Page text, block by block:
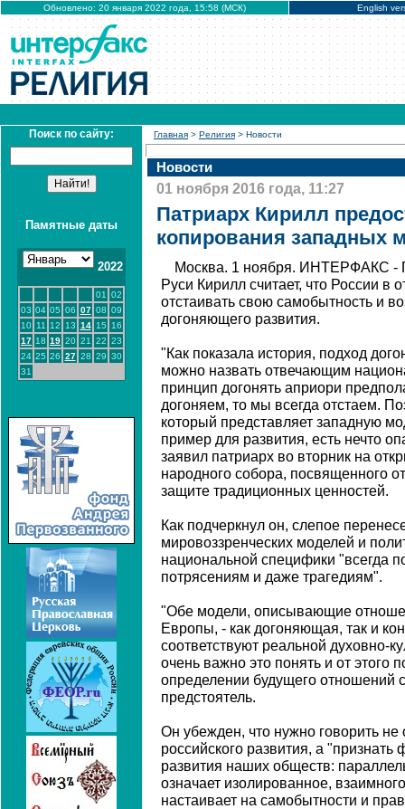
Обновлено: 20 января 2022 года, 15:58 (МСК) English
Поиск по сайту:
Памятные даты
2022
01
02
03 04 05 06 07 08 09
10
11 12 13 14 15
16
17 18 19 20 21 22 23
24 25 26 27 28 29 30
31
Главная > Религия > Новости
Новости
01 ноября 2016 года, 11:27
Патриарх Кирилл
копирования западных
Москва. 1 ноября. ИНТЕРФАКС -
Руси Кирилл считает, что России
отстаивать свою самобытность и
догоняющего развития.
"Как показала история, подход
можно назвать отвечающим
принцип догонять априори
догоняем, то мы всегда отстаем.
который представляет западную
пример для развития, есть нечто
заявил патриарх во вторник на
народного собора, посвященного
защите традиционных ценностей.
Как подчеркнул он, слепое
мировоззренческих моделей и
национальной специфики "всегда
потрясениям и даже трагедиям".
"Обе модели, описывающие
Европы, - как догоняющая, так и
соответствуют реальной духовно-
очень важно это понять и от этого
определении будущего отношений
предстоятель.
Он убежден, что нужно говорить
российского развития, а "признать
развития наших обществ:
означает изолированное,
настаивает на самобытности и